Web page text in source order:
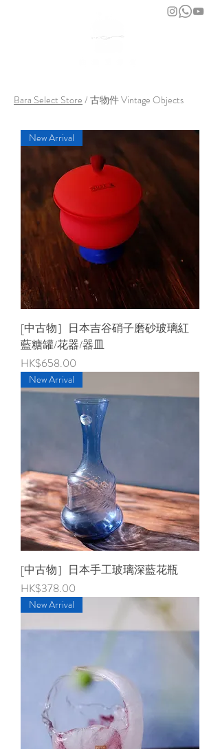
Bara Select Store / 古物件 Vintage Objects
New Arrival
[中古物］日本吉谷硝子磨砂玻璃紅
藍糖罐/花器/器皿
價格
HK$658.00
New Arrival
[中古物］日本手工玻璃深藍花瓶
價格
HK$378.00
New Arrival